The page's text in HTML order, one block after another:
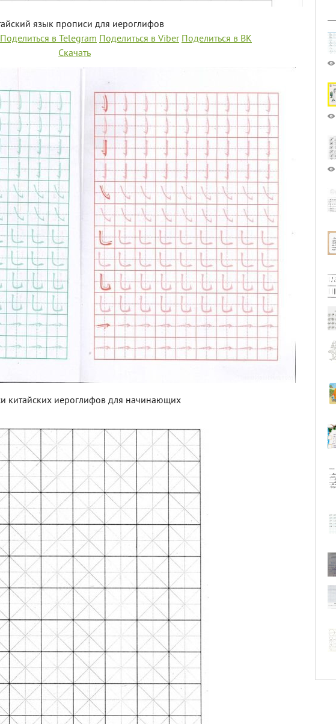
язык прописи для иероглифов
Поделиться в Telegram Поделиться в Viber Поделиться в ВК
Скачать
китайских иероглифов для начинающих